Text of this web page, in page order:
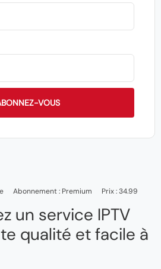
VOUS
Abonnement : Premium Prix : 34.99
un service IPTV
qualité et facile à